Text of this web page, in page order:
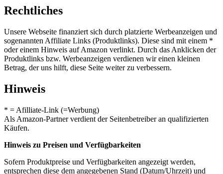
Rechtliches
Unsere Webseite finanziert sich durch platzierte Werbeanzeigen und
sogenannten Affiliate Links (Produktlinks). Diese sind mit einem *
oder einem Hinweis auf Amazon verlinkt. Durch das Anklicken der
Produktlinks bzw. Werbeanzeigen verdienen wir einen kleinen
Betrag, der uns hilft, diese Seite weiter zu verbessern.
Hinweis
* = Afilliate-Link (=Werbung)
Als Amazon-Partner verdient der Seitenbetreiber an qualifizierten
Käufen.
Hinweis zu Preisen und Verfügbarkeiten
Sofern Produktpreise und Verfügbarkeiten angezeigt werden,
entsprechen diese dem angegebenen Stand (Datum/Uhrzeit) und